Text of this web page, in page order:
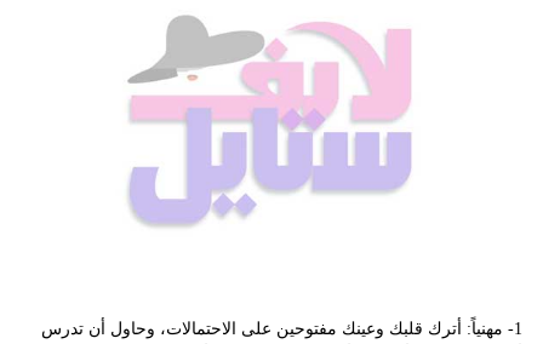
1- مهنياً: أترك قلبك وعينك مفتوحين على الاحتمالات، وحاول أن تدرس